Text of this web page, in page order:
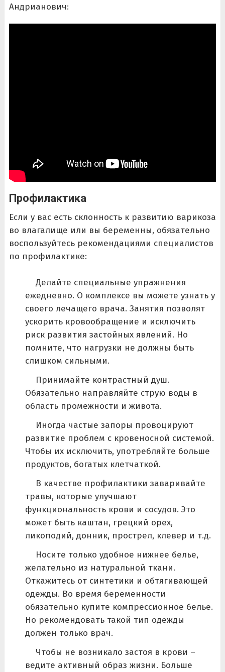
Андрианович:
Профилактика
Если у вас есть склонность к развитию варикоза
во влагалище или вы беременны, обязательно
воспользуйтесь рекомендациями специалистов
по профилактике:
Делайте специальные упражнения
ежедневно. О комплексе вы можете узнать у
своего лечащего врача. Занятия позволят
ускорить кровообращение и исключить
риск развития застойных явлений. Но
помните, что нагрузки не должны быть
слишком сильными.
Принимайте контрастный душ.
Обязательно направляйте струю воды в
область промежности и живота.
Иногда частые запоры провоцируют
развитие проблем с кровеносной системой.
Чтобы их исключить, употребляйте больше
продуктов, богатых клетчаткой.
В качестве профилактики заваривайте
травы, которые улучшают
функциональность крови и сосудов. Это
может быть каштан, грецкий орех,
ликоподий, донник, прострел, клевер и т.д.
Носите только удобное нижнее белье,
желательно из натуральной ткани.
Откажитесь от синтетики и обтягивающей
одежды. Во время беременности
обязательно купите компрессионное белье.
Но рекомендовать такой тип одежды
должен только врач.
Чтобы не возникало застоя в крови –
ведите активный образ жизни. Больше